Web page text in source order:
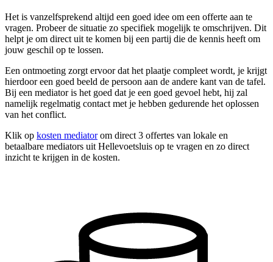
Het is vanzelfsprekend altijd een goed idee om een offerte aan te
vragen. Probeer de situatie zo specifiek mogelijk te omschrijven. Dit
helpt je om direct uit te komen bij een partij die de kennis heeft om
jouw geschil op te lossen.
Een ontmoeting zorgt ervoor dat het plaatje compleet wordt, je krijgt
hierdoor een goed beeld de persoon aan de andere kant van de tafel.
Bij een mediator is het goed dat je een goed gevoel hebt, hij zal
namelijk regelmatig contact met je hebben gedurende het oplossen
van het conflict.
Klik op kosten mediatorom direct 3 offertes van lokale en
betaalbare mediators uit Hellevoetsluis op te vragen en zo direct
inzicht te krijgen in de kosten.